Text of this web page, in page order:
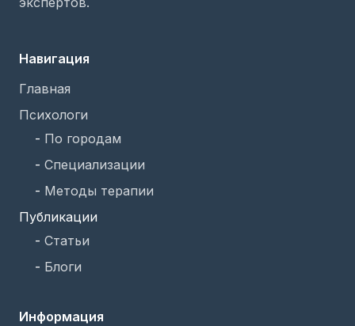
Навигация
Главная
Психологи
- По городам
- Специализации
- Методы терапии
Публикации
- Статьи
- Блоги
Информация